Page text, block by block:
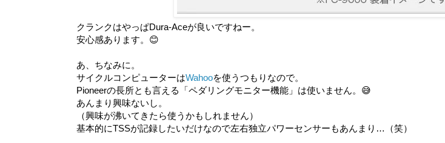
クランクはやっぱDura-Aceが良いですねー。
安心感あります。😊
あ、ちなみに。
サイクルコンピューターはWahooを使うつもりなので。
Pioneerの長所とも言える「ペダリングモニター機能」は使いません。😅
あんまり興味ないし。
（興味が沸いてきたら使うかもしれません）
基本的にTSSが記録したいだけなので左右独立パワーセンサーもあんまり…（笑）